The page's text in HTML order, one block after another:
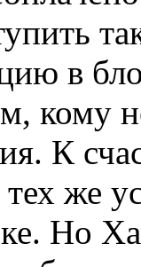
в
кому
К
же
Но